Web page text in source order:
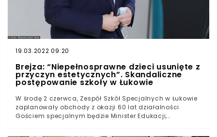
19.03.2022 09:20
Brejza: “Niepełnosprawne dzieci usunięte z
przyczyn estetycznych”. Skandaliczne
postępowanie szkoły w Łukowie
W środę 2 czerwca, Zespół Szkół Specjalnych w Łukowie
zaplanowały obchody z okazji 60 lat działalności.
Gościem specjalnym będzie Minister Edukacji,